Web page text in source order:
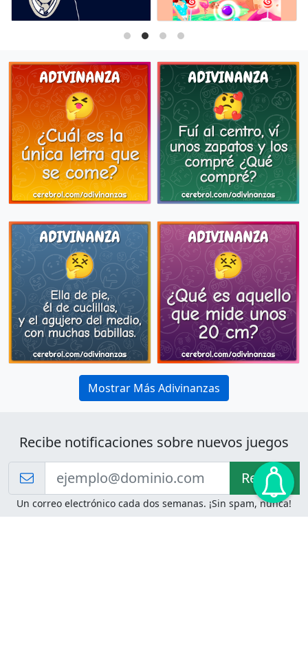
Mostrar Más Adivinanzas
Recibe notificaciones sobre nuevos juegos
Recibir!
Un correo electrónico cada dos semanas. ¡Sin spam, nunca!